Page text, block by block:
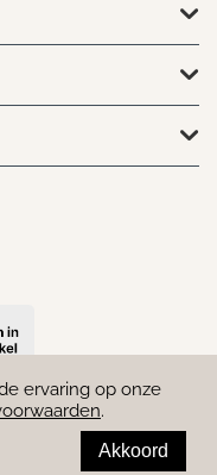
DoorWebmakend
ervaring op onze
.
Akkoord